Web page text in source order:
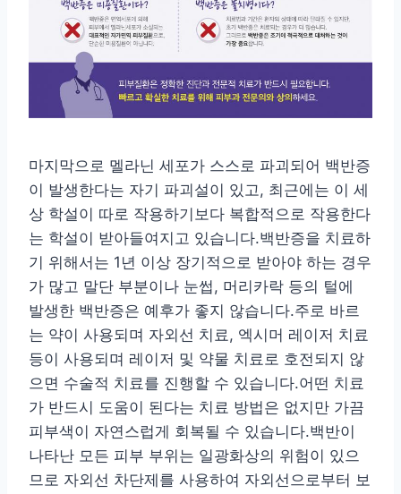
마지막으로 멜라닌 세포가 스스로 파괴되어 백반증
이 발생한다는 자기 파괴설이 있고, 최근에는 이 세
상 학설이 따로 작용하기보다 복합적으로 작용한다
는 학설이 받아들여지고 있습니다.백반증을 치료하
기 위해서는 1년 이상 장기적으로 받아야 하는 경우
가 많고 말단 부분이나 눈썹, 머리카락 등의 털에
발생한 백반증은 예후가 좋지 않습니다.주로 바르
는 약이 사용되며 자외선 치료, 엑시머 레이저 치료
등이 사용되며 레이저 및 약물 치료로 호전되지 않
으면 수술적 치료를 진행할 수 있습니다.어떤 치료
가 반드시 도움이 된다는 치료 방법은 없지만 가끔
피부색이 자연스럽게 회복될 수 있습니다.백반이
나타난 모든 피부 부위는 일광화상의 위험이 있으
므로 자외선 차단제를 사용하여 자외선으로부터 보